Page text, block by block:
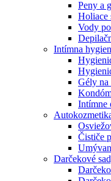
Peny a
Holiace
Vody
Intímna
Gély na
Intímne
Čističe
Darčekové